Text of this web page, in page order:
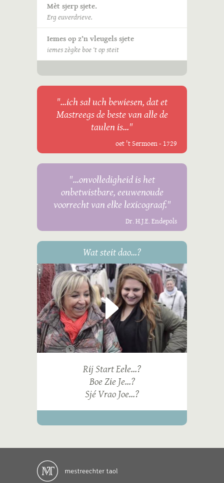
Mèt sjerp sjete.
Erg euverdrieve.
Iemes op z’n vleugels sjete
iemes zègke boe ‘t op steit
"...ich sal uch bewiesen, dat et
Mastreegs de beste van alle de
taulen is..."
oet 't Sermoen - 1729
"...onvolledigheid is het
onbetwistbare, eeuwenoude
voorrecht van elke lexicograaf."
Dr. H.J.E. Endepols
Wat steit dao...?
Rij Start Eele...?
Boe Zie Je...?
Sjé Vrao Joe...?